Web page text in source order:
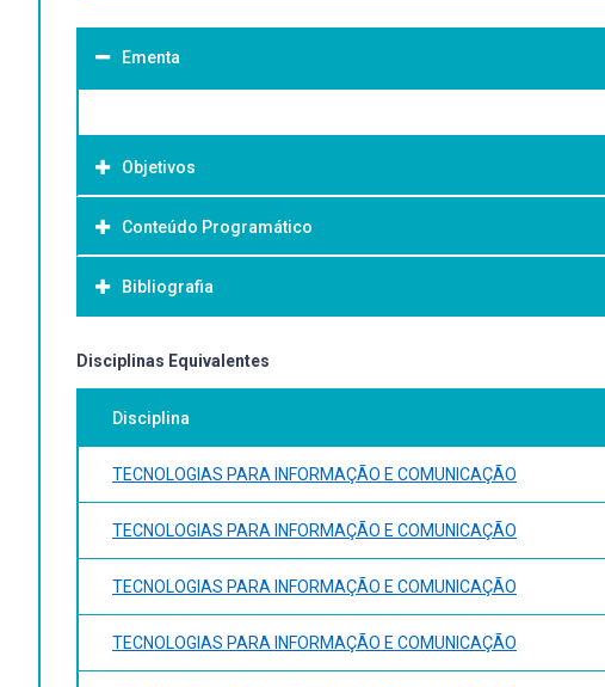
Ementa
Objetivos
Objetivo Geral:
Conteúdo Programático
Bibliografia
Bibliografia Básica:
Disciplinas Equivalentes
Disciplina
TECNOLOGIAS PARA INFORMAÇÃO E COMUNICAÇÃO
TECNOLOGIAS PARA INFORMAÇÃO E COMUNICAÇÃO
TECNOLOGIAS PARA INFORMAÇÃO E COMUNICAÇÃO
TECNOLOGIAS PARA INFORMAÇÃO E COMUNICAÇÃO